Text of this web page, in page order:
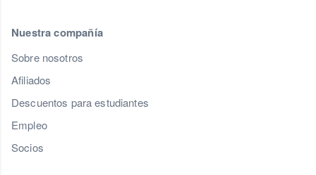
Nuestra compañía
Sobre nosotros
Afiliados
Descuentos para estudiantes
Empleo
Socios